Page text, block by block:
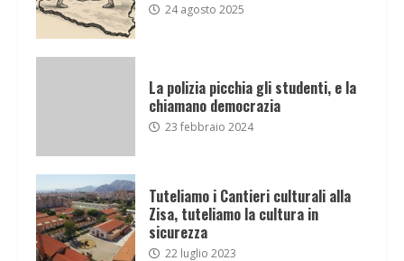
24 agosto 2025
La polizia picchia gli studenti, e la
chiamano democrazia
23 febbraio 2024
Tuteliamo i Cantieri culturali alla
Zisa, tuteliamo la cultura in
sicurezza
22 luglio 2023